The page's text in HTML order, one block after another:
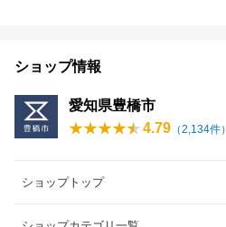
ショップ情報
愛知県豊橋市
4.79 （2,134件）
ショップトップ